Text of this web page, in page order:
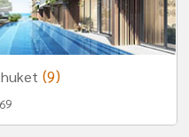
(9)